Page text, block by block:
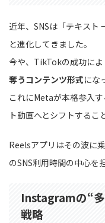
近年、SNSは「テキス
と進化してきました。
今や、TikTokの成功によ
奪うコンテンツ形式にな
これにMetaが本格参入
ト動画へとシフトするこ
Reelsアプリはその波に
のSNS利用時間の中心を
Instagramの“
戦略